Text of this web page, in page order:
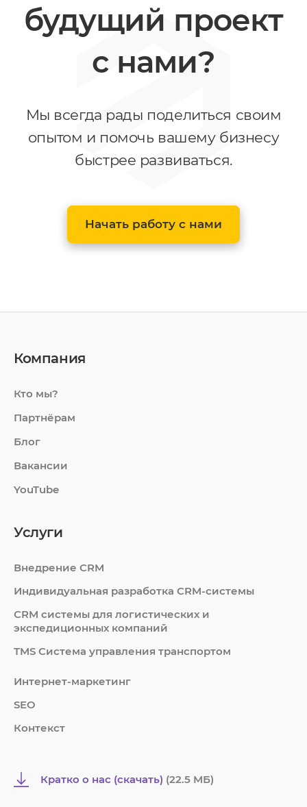
будущий проект
с нами?
Мы всегда рады поделиться своим
опытом и помочь вашему бизнесу
быстрее развиваться.
Начать работу с нами
Компания
Кто мы?
Партнёрам
Блог
Вакансии
YouTube
Услуги
Внедрение CRM
Индивидуальная разработка CRM-системы
СRM системы для логистических и
экспедиционных компаний
TMS Система управления транспортом
Интернет-маркетинг
SEO
Контекст
Кратко о нас (скачать) (22.5 MБ)